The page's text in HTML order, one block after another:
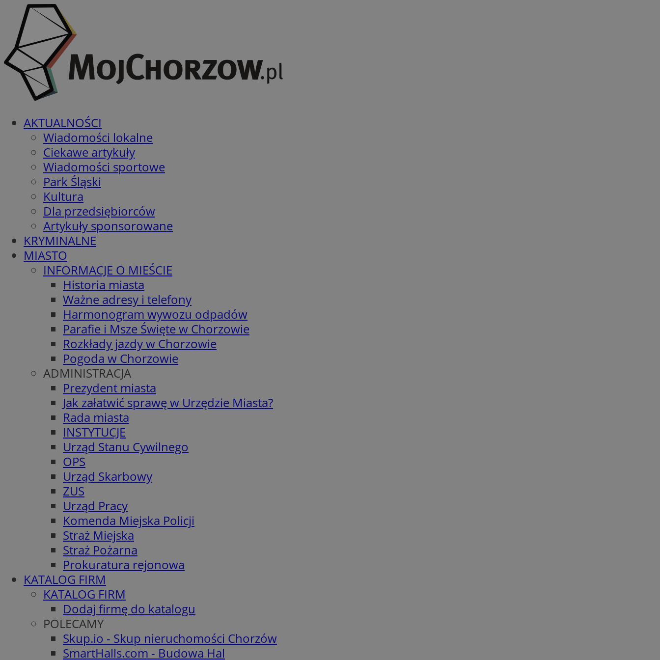
AKTUALNOŚCI
Wiadomości lokalne
Ciekawe artykuły
Wiadomości sportowe
Park Śląski
Kultura
Dla przedsiębiorców
Artykuły sponsorowane
KRYMINALNE
MIASTO
INFORMACJE O MIEŚCIE
Historia miasta
Ważne adresy i telefony
Harmonogram wywozu odpadów
Parafie i Msze Święte w Chorzowie
Rozkłady jazdy w Chorzowie
Pogoda w Chorzowie
ADMINISTRACJA
Prezydent miasta
Jak załatwić sprawę w Urzędzie Miasta?
Rada miasta
INSTYTUCJE
Urząd Stanu Cywilnego
OPS
Urząd Skarbowy
ZUS
Urząd Pracy
Komenda Miejska Policji
Straż Miejska
Straż Pożarna
Prokuratura rejonowa
KATALOG FIRM
KATALOG FIRM
Dodaj firmę do katalogu
POLECAMY
Skup.io - Skup nieruchomości Chorzów
SmartHalls.com - Budowa Hal